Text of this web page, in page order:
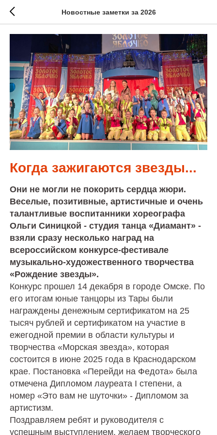
Новостные заметки за 2026
Когда зажигаются звезды...
Они не могли не покорить сердца жюри.
Веселые, позитивные, артистичные и очень
талантливые воспитанники хореографа
Ольги Синицкой - студия танца «Диамант» -
взяли сразу несколько наград на
всероссийском конкурсе-фестивале
музыкально-художественного творчества
«Рождение звезды».
Конкурс прошел 14 декабря в городе Омске. По
его итогам юные танцоры из Тары были
награждены денежным сертификатом на 25
тысяч рублей и сертификатом на участие в
ежегодной премии в области культуры и
творчества «Морская звезда», которая
состоится в июне 2025 года в Краснодарском
крае. Постановка «Перейди на Федота» была
отмечена Дипломом лауреата I степени, а
номер «Это вам не шуточки» - Дипломом за
артистизм.
Поздравляем ребят и руководителя с
успешным выступлением, желаем творческого